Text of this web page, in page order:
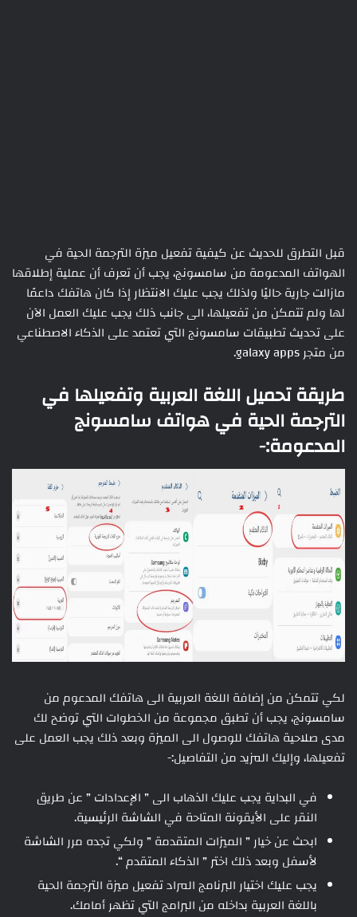
قبل التطرق للحديث عن كيفية تفعيل ميزة الترجمة الحية في
الهواتف المدعومة من سامسونج، يجب أن تعرف أن عملية إطلاقها
مازالت جارية حاليًا ولذلك يجب عليك الانتظار إذا كان هاتفك داعمًا
لها ولم تتمكن من تفعيلها، الى جانب ذلك يجب عليك العمل الآن
على تحديث تطبيقات سامسونج التي تعتمد على الذكاء الاصطناعي
من متجر galaxy apps.
طريقة تحميل اللغة العربية وتفعيلها في
الترجمة الحية في هواتف سامسونج
المدعومة:-
لكي تتمكن من إضافة اللغة العربية الى هاتفك المدعوم من
سامسونج، يجب أن تطبق مجموعة من الخطوات التي توضح لك
مدى صلاحية هاتفك للوصول الى الميزة وبعد ذلك يجب العمل على
تفعيلها، وإليك المزيد من التفاصيل:-
في البداية يجب عليك الذهاب الى ” الإعدادات ” عن طريق
النقر على الأيقونة المتاحة في الشاشة الرئيسية.
ابحث عن خيار ” الميزات المتقدمة ” ولكي تجده مرر الشاشة
لأسفل وبعد ذلك اختر ” الذكاء المتقدم “.
يجب عليك اختيار البرنامج المراد تفعيل ميزة الترجمة الحية
باللغة العربية بداخله من البرامج التي تظهر أمامك.